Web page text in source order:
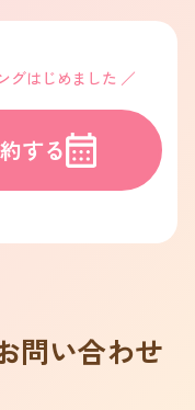
グはじめました
する
問い合わせ